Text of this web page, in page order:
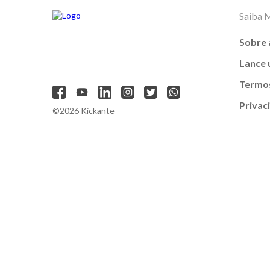
©2026 Kickante
Saiba
Sobre
Lance